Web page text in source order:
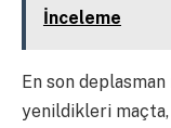
İnceleme
En son deplasman
yenildikleri maçta,